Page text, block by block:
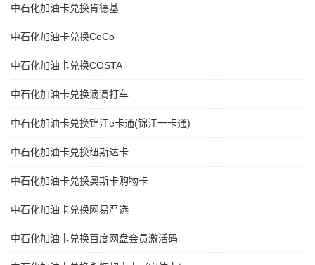
中石化加油卡兑换肯德基
中石化加油卡兑换CoCo
中石化加油卡兑换COSTA
中石化加油卡兑换滴滴打车
中石化加油卡兑换锦江e卡通(锦江一卡通)
中石化加油卡兑换纽斯达卡
中石化加油卡兑换奥斯卡购物卡
中石化加油卡兑换网易严选
中石化加油卡兑换百度网盘会员激活码